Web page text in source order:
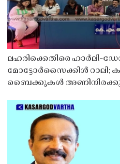
ലഹരിക്കെതിരെ ഹാർലി-
മോട്ടോർസൈക്കിൾ റാലി;
ബൈക്കുകൾ